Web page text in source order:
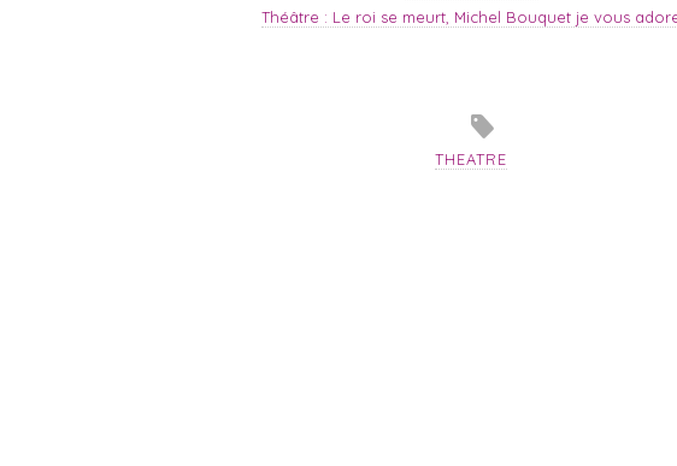
Théâtre : Le roi se meurt, Michel Bouquet je vous
THEATRE